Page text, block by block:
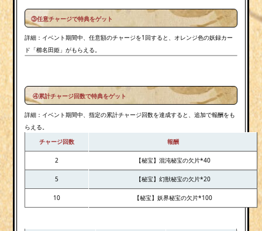
③任意チャージで特典をゲット
詳細：イベント期間中、任意額のチャージを1回すると、オレンジ色の妖録カー
ド「櫛名田姫」がもらえる。
④累計チャージ回数で特典をゲット
詳細：イベント期間中、指定の累計チャージ回数を達成すると、追加で報酬をも
らえる。
チャージ回数
報酬
2 【秘宝】混沌秘宝の欠片*40
5 【秘宝】幻獣秘宝の欠片*20
10 【秘宝】妖界秘宝の欠片*100